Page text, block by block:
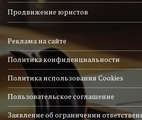
Продвижение юристов
Реклама на сайте
Политика конфиденциальности
Политика использования Cookies
Пользовательское соглашение
Заявление об ограничении